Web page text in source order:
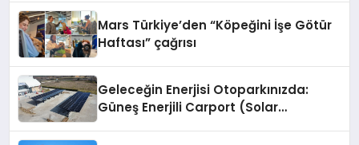
Mars Türkiye’den “Köpeğini İşe Götür
Haftası” çağrısı
Geleceğin Enerjisi Otoparkınızda:
Güneş Enerjili Carport (Solar